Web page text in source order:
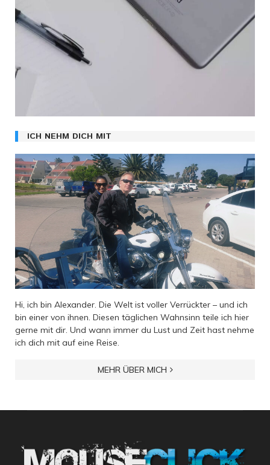
ICH NEHM DICH MIT
Hi, ich bin Alexander. Die Welt ist voller Verrückter – und ich
bin einer von ihnen. Diesen täglichen Wahnsinn teile ich hier
gerne mit dir. Und wann immer du Lust und Zeit hast nehme
ich dich mit auf eine Reise.
MEHR ÜBER MICH